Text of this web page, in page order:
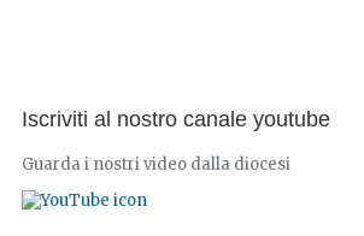
Iscriviti al nostro canale youtube
Guarda i nostri video dalla diocesi